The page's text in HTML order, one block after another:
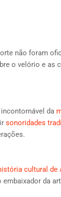
não foram
o velório e as
da
sonoridades
cultural de
da